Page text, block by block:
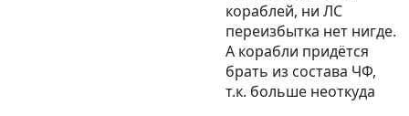
кораблей, ни ЛС
переизбытка нет нигде.
А корабли придётся
брать из состава ЧФ,
т.к. больше неоткуда